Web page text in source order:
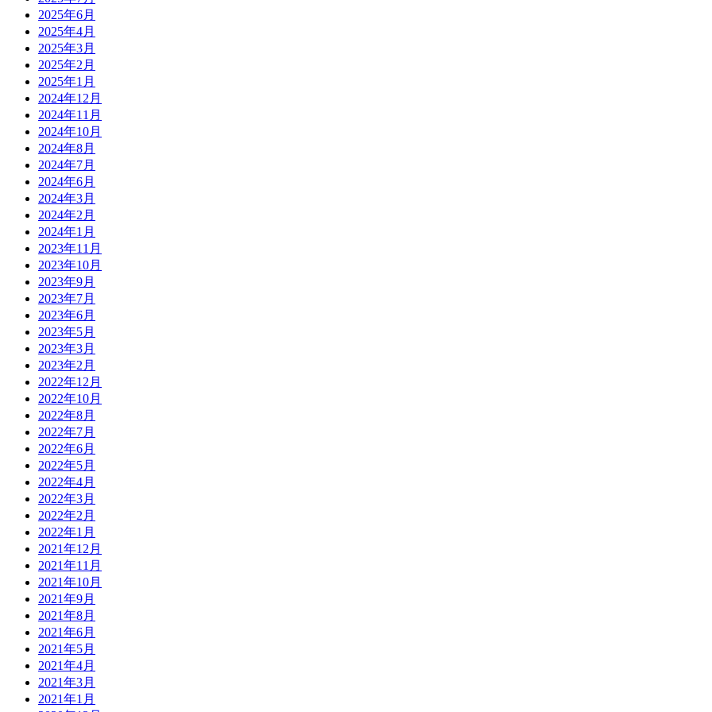
2025年6月
2025年4月
2025年3月
2025年2月
2025年1月
2024年12月
2024年11月
2024年10月
2024年8月
2024年7月
2024年6月
2024年3月
2024年2月
2024年1月
2023年11月
2023年10月
2023年9月
2023年7月
2023年6月
2023年5月
2023年3月
2023年2月
2022年12月
2022年10月
2022年8月
2022年7月
2022年6月
2022年5月
2022年4月
2022年3月
2022年2月
2022年1月
2021年12月
2021年11月
2021年10月
2021年9月
2021年8月
2021年6月
2021年5月
2021年4月
2021年3月
2021年1月